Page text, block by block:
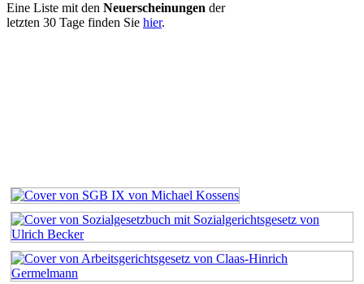
Eine Liste mit den Neuerscheinungen der
letzten 30 Tage finden Sie hier.